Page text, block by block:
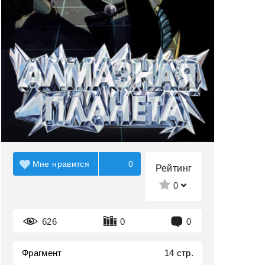
Рейтинг
0
626 0 0
Мне нравится 0
Фрагмент 14 стр.